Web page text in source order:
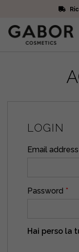
Iscriviti alla
LOGIN
Email address
Password *
Hai perso la